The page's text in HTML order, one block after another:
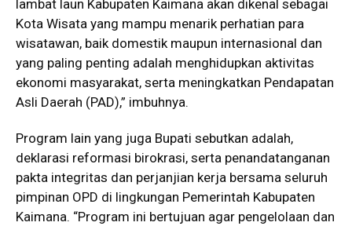
lambat laun Kabupaten Kaimana akan dikenal sebagai
Kota Wisata yang mampu menarik perhatian para
wisatawan, baik domestik maupun internasional dan
yang paling penting adalah menghidupkan aktivitas
ekonomi masyarakat, serta meningkatkan Pendapatan
Asli Daerah (PAD),” imbuhnya.
Program lain yang juga Bupati sebutkan adalah,
deklarasi reformasi birokrasi, serta penandatanganan
pakta integritas dan perjanjian kerja bersama seluruh
pimpinan OPD di lingkungan Pemerintah Kabupaten
Kaimana. “Program ini bertujuan agar pengelolaan dan